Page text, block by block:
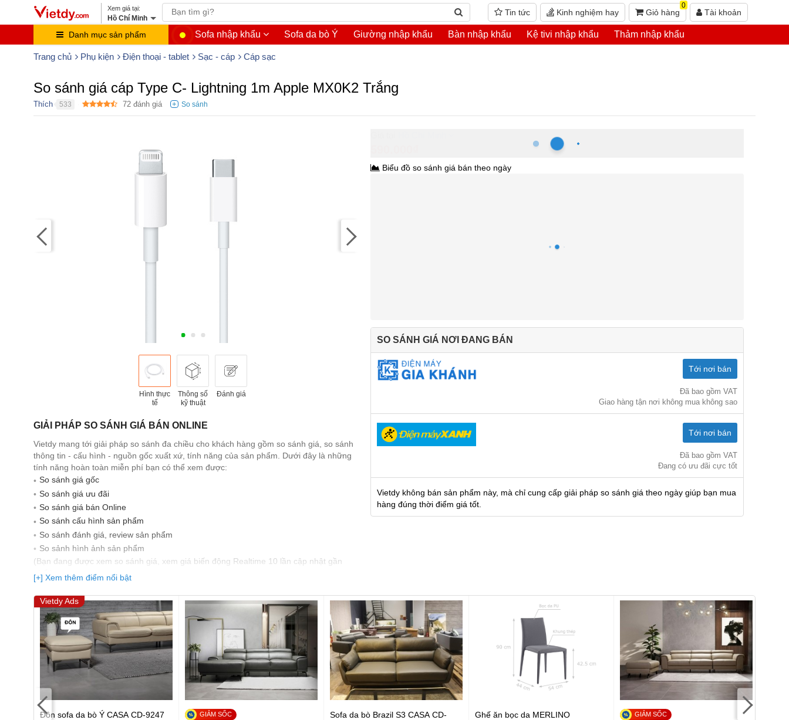
Hồ Chí Minh
Tin tức Kinh nghiệm hay Giỏ hàng
0
Tài khoản
Danh mục sản phẩm Sofa nhập khẩu Sofa da bò Ý Giường nhập khẩu Bàn nhập khẩu Kệ tivi nhập khẩu Thảm nhập khẩu
Trang chủ Phụ kiện Điện thoại - tablet Sạc - cáp Cáp sạc
So sánh giá cáp Type C- Lightning 1m Apple MX0K2 Trắng
Thích 533 72 đánh giá
Hình thực
tế
Thông số
kỹ thuật
Đánh giá
GIẢI PHÁP SO SÁNH GIÁ BÁN ONLINE
Vietdy mang tới giải pháp so sánh đa chiều cho khách hàng gồm so sánh giá, so sánh
thông tin - cấu hình - nguồn gốc xuất xứ, tính năng của sản phẩm. Dưới đây là những
tính năng hoàn toàn miễn phí bạn có thể xem được:
So sánh giá gốc
So sánh giá ưu đãi
So sánh giá bán Online
So sánh cấu hình sản phẩm
So sánh đánh giá, review sản phẩm
So sảnh hình ảnh sản phẩm
(Bạn đang được xem so sánh giá, xem giá biến động Realtime 10 lần cập nhật gần
nhất)
[+] Xem thêm điểm nổi bật
Biểu đồ so sánh giá bán theo ngày
SO SÁNH GIÁ NƠI ĐANG BÁN
Tới nơi bán
Đã bao gồm VAT
Giao hàng tận nơi không mua không sao
Tới nơi bán
Đã bao gồm VAT
Đang có ưu đãi cực tốt
Vietdy không bán sản phẩm này, mà chỉ cung cấp giải pháp so sánh giá theo ngày giúp bạn mua
hàng đúng thời điểm giá tốt.
Vietdy Ads
Đôn sofa da bò Ý CASA CD-9247
Sofa da bò Brazil S3 CASA CD-
Ghế ăn bọc da MERLINO